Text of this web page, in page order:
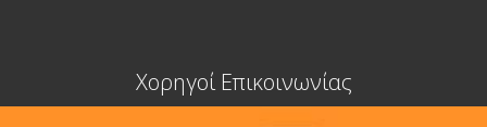
Χορηγοί Επικοινωνίας